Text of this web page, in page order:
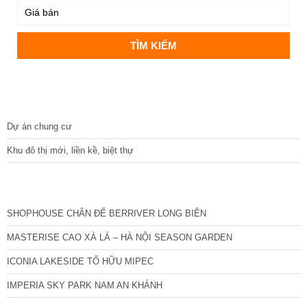
Dự án chung cư
Khu đô thị mới, liền kề, biệt thự
SHOPHOUSE CHÂN ĐẾ BERRIVER LONG BIÊN
MASTERISE CAO XÀ LÁ – HÀ NỘI SEASON GARDEN
ICONIA LAKESIDE TỐ HỮU MIPEC
IMPERIA SKY PARK NAM AN KHÁNH